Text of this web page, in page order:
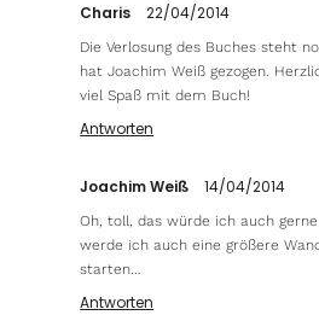
Charis 22/04/2014
Die Verlosung des Buches steht
hat Joachim Weiß gezogen.
viel Spaß mit dem Buch!
Antworten
Joachim Weiß 14/04/2014
Oh, toll, das würde ich auch
werde ich auch eine größere
starten…
Antworten